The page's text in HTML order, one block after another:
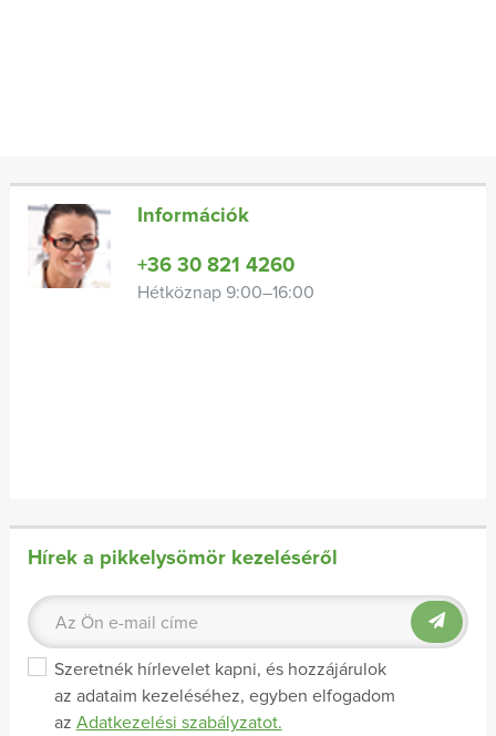
Információk
+36 30 821 4260
Hétköznap 9:00–16:00
Hírek a pikkelysömör kezeléséről
Szeretnék hírlevelet kapni, és hozzájárulok
az adataim kezeléséhez, egyben elfogadom
az Adatkezelési szabályzatot.